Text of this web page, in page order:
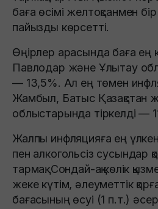
баға өсімі желтоқсанмен
пайызды көрсетті.
Өңірлер арасында баға ең
Павлодар және Ұлытау
— 13,5%. Ал ең төмен
Жамбыл, Батыс Қазақстан
облыстарында тіркелді —
Жалпы инфляцияға ең үлкен
пен алкогольсіз сусындар
тармақ. Сондай-ақ көлік
жеке күтім, әлеуметтік
бағасының өсуі (1 п.т.) әсер